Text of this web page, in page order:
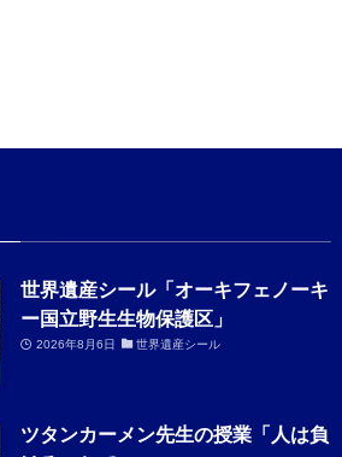
世界遺産シール「オーキフェノーキ
ー国立野生生物保護区」
2026年8月6日 世界遺産シール
ツタンカーメン先生の授業「人は負